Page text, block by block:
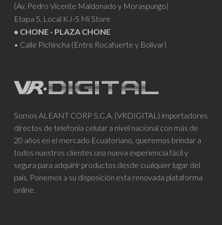
(Av. Pedro Vicente Maldonado y Moraspungo)
Etapa 5, Local KJ-5 Mi Store
• CHONE - PLAZA CHONE
• Calle Pichincha (Entre Rocafuerte y Bolívar)
Somos ALEANT CORP S.C.A. (VRDIGITAL) importadores
directos de telefonía celular a nivel nacional con más de
20 años en el mercado Ecuatoriano, queremos brindar a
todos nuestros clientes una nueva experiencia fácil y
segura para adquirir productos desde cualquier lugar del
país. Ponemos a su disposición esta renovada plataforma
online.